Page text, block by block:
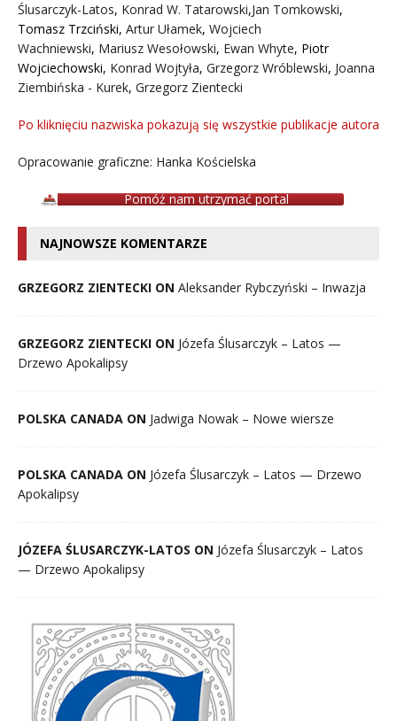
Ślusarczyk-Latos, Konrad W. Tatarowski,Jan Tomkowski,
Tomasz Trzciński, Artur Ułamek, Wojciech
Wachniewski, Mariusz Wesołowski, Ewan Whyte, Piotr
Wojciechowski, Konrad Wojtyła, Grzegorz Wróblewski, Joanna
Ziembińska - Kurek, Grzegorz Zientecki
Po kliknięciu nazwiska pokazują się wszystkie publikacje autora
Opracowanie graficzne: Hanka Kościelska
Pomóż nam utrzymać portal
NAJNOWSZE KOMENTARZE
GRZEGORZ ZIENTECKI ON Aleksander Rybczyński – Inwazja
GRZEGORZ ZIENTECKI ON Józefa Ślusarczyk – Latos —
Drzewo Apokalipsy
POLSKA CANADA ON Jadwiga Nowak – Nowe wiersze
POLSKA CANADA ON Józefa Ślusarczyk – Latos — Drzewo
Apokalipsy
JÓZEFA ŚLUSARCZYK-LATOS ON Józefa Ślusarczyk – Latos
— Drzewo Apokalipsy